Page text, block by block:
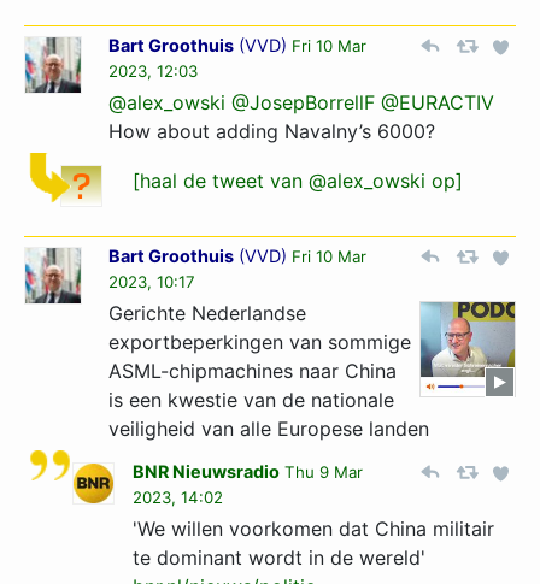
Bart Groothuis (VVD) Fri 10 Mar
2023, 12:03
@alex_owski @JosepBorrellF @EURACTIV
How about adding Navalny’s 6000?
[haal de tweet van @alex_owski op]
Bart Groothuis (VVD) Fri 10 Mar
2023, 10:17
Gerichte Nederlandse
exportbeperkingen van sommige
ASML-chipmachines naar China
is een kwestie van de nationale
veiligheid van alle Europese landen
BNR Nieuwsradio Thu 9 Mar
2023, 14:02
'We willen voorkomen dat China militair
te dominant wordt in de wereld'